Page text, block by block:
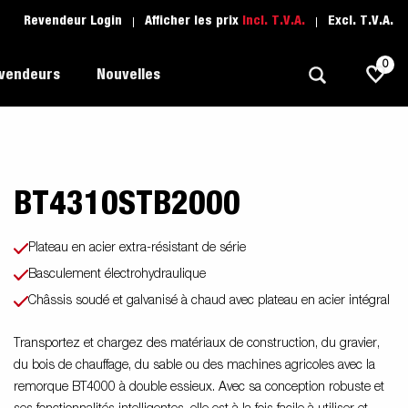
Revendeur Login Afficher les prix Incl. T.V.A. Excl. T.V.A.
Polyvalent
Transport de véhicule
Remorques Pour Professionnels
Sports Nautiques
L'école de conduite
1205 Limited Edition
Nouvelles
0
BT4310STB2000
Plateau en acier extra-résistant de série
Basculement électrohydraulique
Châssis soudé et galvanisé à chaud avec plateau en acier intégral
Transportez et chargez des matériaux de construction, du gravier,
du bois de chauffage, du sable ou des machines agricoles avec la
remorque BT4000 à double essieux. Avec sa conception robuste et